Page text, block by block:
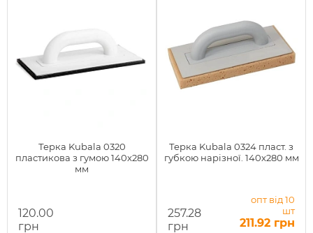
Терка Kubala 0320
пластикова з гумою 140x280
мм
120.00
грн
Терка Kubala 0324 пласт. з
губкою нарізної. 140x280 мм
257.28
грн
опт від 10
шт
211.92 грн